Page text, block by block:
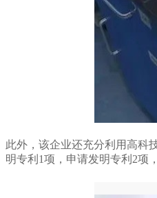
此外，该企业还充分利用高科
明专利1项，申请发明专利2项